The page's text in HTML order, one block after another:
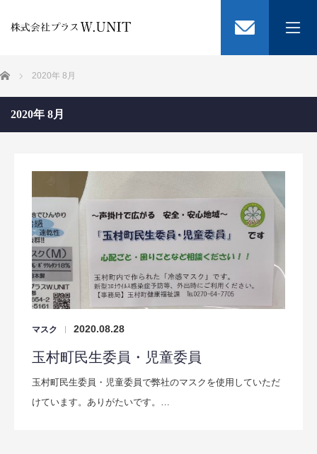
選ばれる3つの理由
会社概要
ホーム 2020年 8月
2020年 8月
マスク | 2020.08.28
玉村町民生委員・児童委員
玉村町民生委員・児童委員で弊社のマスクを使用していただ
けています。ありがたいです。…